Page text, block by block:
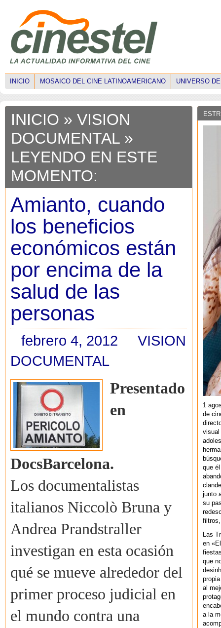
INICIO MOSAICO DEL CINE LATINOAMERICANO UNIVERSO
INICIO » VISION
DOCUMENTAL »
LEYENDO EN ESTE
MOMENTO:
Amianto, cuando
los beneficios
económicos están
por encima de la
salud de las
personas
febrero 4, 2012
VISION
DOCUMENTAL
Presentado
en
DocsBarcelona.
Los documentalistas
italianos Niccolò Bruna y
Andrea Prandstraller
investigan en esta ocasión
qué se mueve alrededor del
primer proceso judicial en
el mundo contra una
1
de
visual
que
junto
su
filtros,
Las
en
que
al
a la